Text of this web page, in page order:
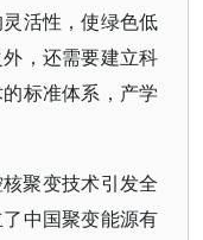
活性，使绿色低
，还需要建立科
标准体系，产学
聚变技术引发全
中国聚变能源有